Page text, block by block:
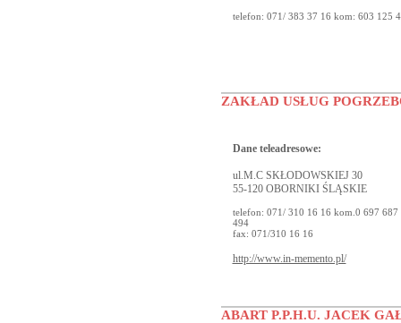
telefon: 071/ 383 37 16 kom: 603 125
ZAKŁAD USŁUG
Dane teleadresowe:
ul.M.C SKŁODOWSKIEJ 30
55-120 OBORNIKI ŚLĄSKIE
telefon: 071/ 310 16 16 kom.0 697 687
494
fax: 071/310 16 16
http://www.in-memento.pl/
ABART P.P.H.U. JACEK